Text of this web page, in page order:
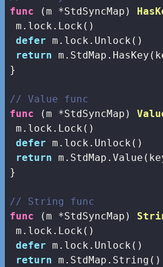
func
(m *StdSyncMap)
m.lock.Lock()
defer m.lock.Unlock()
return
}
// Value func
func
(m *StdSyncMap)
m.lock.Lock()
defer m.lock.Unlock()
return
}
// String func
func
(m *StdSyncMap)
m.lock.Lock()
defer m.lock.Unlock()
return m.StdMap.String()